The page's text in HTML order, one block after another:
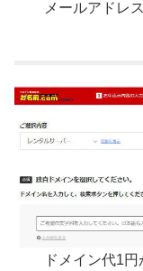
メールアドレ
ドメイン代1